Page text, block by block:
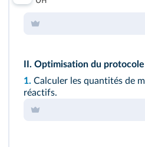
II. Optimisation du
1. Calculer les quantités de
réactifs.